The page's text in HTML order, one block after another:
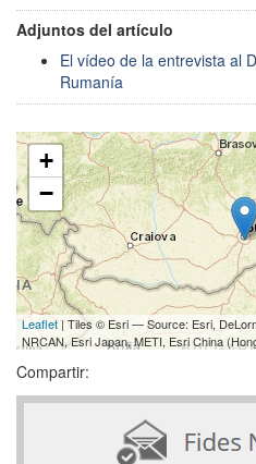
Adjuntos del artículo
El vídeo de la entrevista al
Rumanía
+
−
Leaflet | Tiles © Esri — Source: Esri,
NRCAN, Esri Japan, METI, Esri China
Compartir: